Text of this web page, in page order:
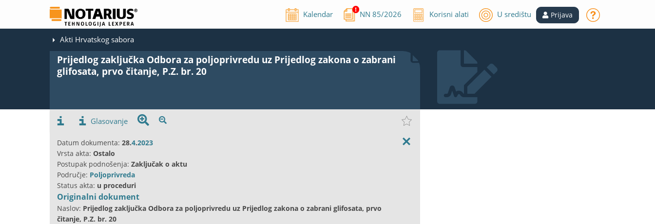
Kalendar NN85/2026 Korisni alati U središtu Prijava
Akti Hrvatskog sabora
Prijedlog zaključka Odbora za poljoprivredu uz Prijedlog zakona o zabrani
glifosata, prvo čitanje, P.Z. br. 20
Glasovanje
Datum dokumenta: 28.4.2023
Vrsta akta: Ostalo
Postupak podnošenja: Zaključak o aktu
Područje: Poljoprivreda
Status akta: u proceduri
Originalni dokument
Naslov: Prijedlog zaključka Odbora za poljoprivredu uz Prijedlog zakona o zabrani glifosata, prvo
čitanje, P.Z. br. 20